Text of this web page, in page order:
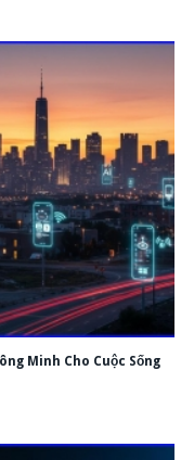
Minh Cho Cuộc Sống